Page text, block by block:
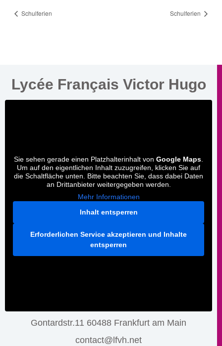
Schulferien Schulferien
Lycée Français Victor Hugo
Sie sehen gerade einen Platzhalterinhalt von Google Maps.
Um auf den eigentlichen Inhalt zuzugreifen, klicken Sie auf
die Schaltfläche unten. Bitte beachten Sie, dass dabei Daten
an Drittanbieter weitergegeben werden.
Mehr Informationen
Inhalt entsperren
Erforderlichen Service akzeptieren und Inhalte
entsperren
Gontardstr.11 60488 Frankfurt am Main
contact@lfvh.net